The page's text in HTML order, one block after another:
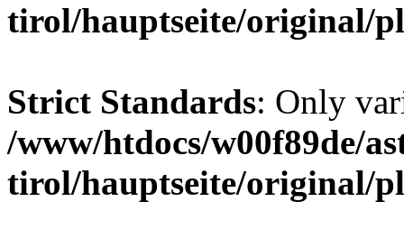
tirol/hauptseite/original/
Strict Standards: Only
/www/htdocs/w00f89de/
tirol/hauptseite/original/